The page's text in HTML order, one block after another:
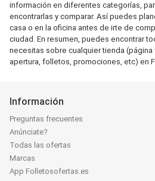
información en diferentes categorías,
encontrarlas y comparar. Así puedes
casa o en la oficina antes de irte de
ciudad. En resumen, puedes encontrar
necesitas sobre cualquier tienda
apertura, folletos, promociones, etc) en
Información
Preguntas frecuentes
Anúnciate?
Todas las ofertas
Marcas
App Folletosofertas.es